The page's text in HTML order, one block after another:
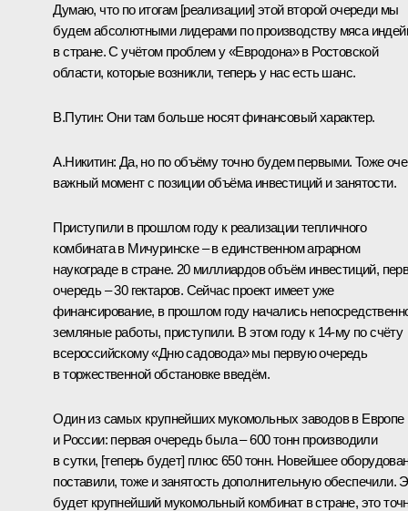
Думаю, что по итогам [реализации] этой второй очереди мы
будем абсолютными лидерами по производству мяса
в стране. С учётом проблем у «Евродона» в Ростовской
области, которые возникли, теперь у нас есть шанс.
В.Путин: Они там больше носят финансовый характер.
А.Никитин: Да, но по объёму точно будем первыми. Тоже
важный момент с позиции объёма инвестиций и занятости.
Приступили в прошлом году к реализации тепличного
комбината в Мичуринске – в единственном аграрном
наукограде в стране. 20 миллиардов объём инвестиций,
очередь – 30 гектаров. Сейчас проект имеет уже
финансирование, в прошлом году начались
земляные работы, приступили. В этом году к 14-му по счёту
всероссийскому «Дню садовода» мы первую очередь
в торжественной обстановке введём.
Один из самых крупнейших мукомольных заводов в Европе
и России: первая очередь была – 600 тонн производили
в сутки, [теперь будет] плюс 650 тонн. Новейшее
поставили, тоже и занятость дополнительную обеспечили.
будет крупнейший мукомольный комбинат в стране, это